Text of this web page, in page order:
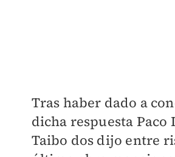
​Tras haber dado a
dicha respuesta Paco
Taibo dos dijo entre